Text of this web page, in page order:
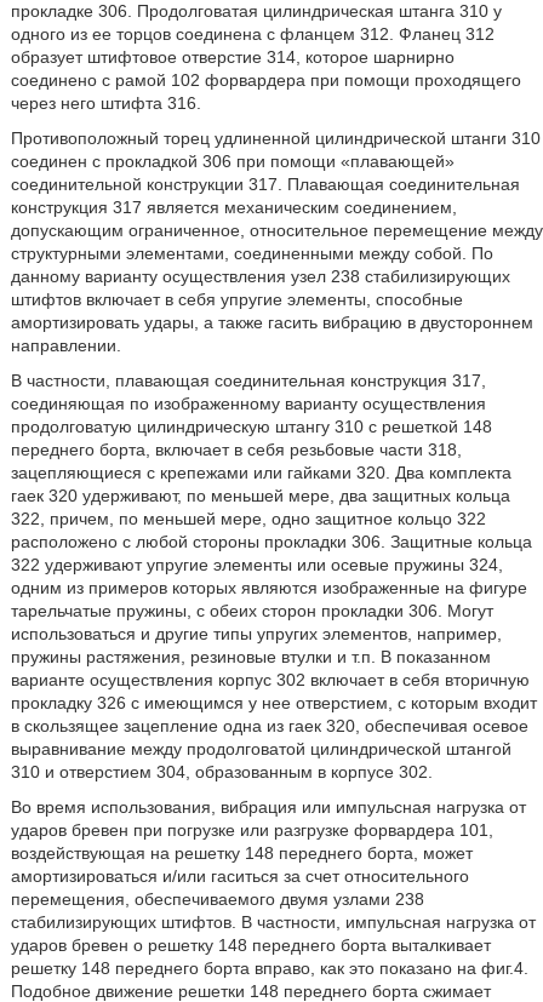
прокладке 306. Продолговатая цилиндрическая штанга 310 у
одного из ее торцов соединена с фланцем 312. Фланец 312
образует штифтовое отверстие 314, которое шарнирно
соединено с рамой 102 форвардера при помощи проходящего
через него штифта 316.
Противоположный торец удлиненной цилиндрической штанги 310
соединен с прокладкой 306 при помощи «плавающей»
соединительной конструкции 317. Плавающая соединительная
конструкция 317 является механическим соединением,
допускающим ограниченное, относительное перемещение между
структурными элементами, соединенными между собой. По
данному варианту осуществления узел 238 стабилизирующих
штифтов включает в себя упругие элементы, способные
амортизировать удары, а также гасить вибрацию в двустороннем
направлении.
В частности, плавающая соединительная конструкция 317,
соединяющая по изображенному варианту осуществления
продолговатую цилиндрическую штангу 310 с решеткой 148
переднего борта, включает в себя резьбовые части 318,
зацепляющиеся с крепежами или гайками 320. Два комплекта
гаек 320 удерживают, по меньшей мере, два защитных кольца
322, причем, по меньшей мере, одно защитное кольцо 322
расположено с любой стороны прокладки 306. Защитные кольца
322 удерживают упругие элементы или осевые пружины 324,
одним из примеров которых являются изображенные на фигуре
тарельчатые пружины, с обеих сторон прокладки 306. Могут
использоваться и другие типы упругих элементов, например,
пружины растяжения, резиновые втулки и т.п. В показанном
варианте осуществления корпус 302 включает в себя вторичную
прокладку 326 с имеющимся у нее отверстием, с которым входит
в скользящее зацепление одна из гаек 320, обеспечивая осевое
выравнивание между продолговатой цилиндрической штангой
310 и отверстием 304, образованным в корпусе 302.
Во время использования, вибрация или импульсная нагрузка от
ударов бревен при погрузке или разгрузке форвардера 101,
воздействующая на решетку 148 переднего борта, может
амортизироваться и/или гаситься за счет относительного
перемещения, обеспечиваемого двумя узлами 238
стабилизирующих штифтов. В частности, импульсная нагрузка от
ударов бревен о решетку 148 переднего борта выталкивает
решетку 148 переднего борта вправо, как это показано на фиг.4.
Подобное движение решетки 148 переднего борта сжимает